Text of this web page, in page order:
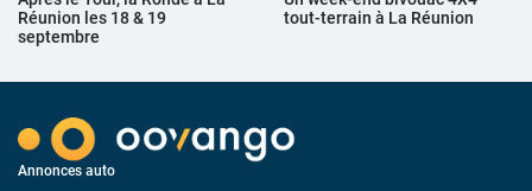
Réunion les 18 & 19
septembre
tout-terrain à La Réunion
Annonces auto